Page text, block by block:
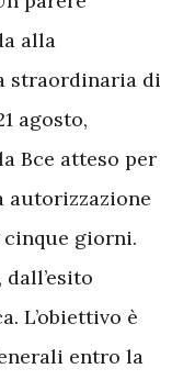
alla
straordinaria di
agosto,
Bce atteso per
autorizzazione
cinque giorni.
L’obiettivo è
entro la